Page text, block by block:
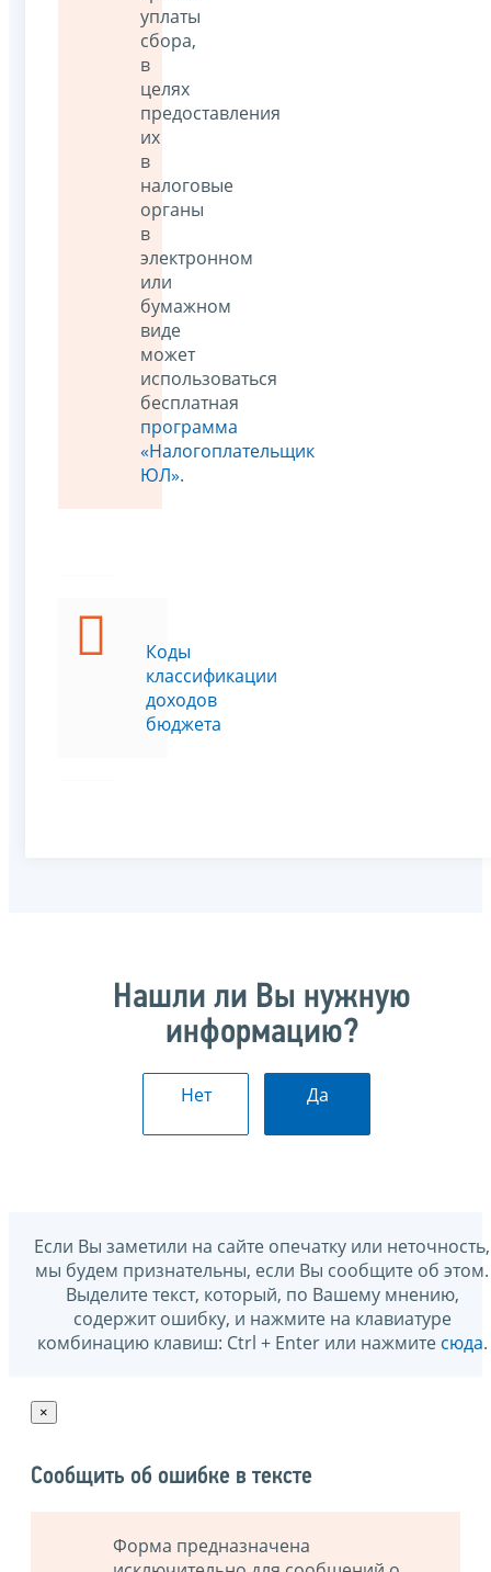
уплаты
сбора,
в
целях
предоставления
их
в
налоговые
органы
в
электронном
или
бумажном
виде
может
использоваться
бесплатная
программа
«Налогоплательщик
ЮЛ».
Коды
классификации
доходов
бюджета
Нашли ли Вы нужную
информацию?
Нет Да
Если Вы заметили на сайте опечатку или неточность,
мы будем признательны, если Вы сообщите об этом.
Выделите текст, который, по Вашему мнению,
содержит ошибку, и нажмите на клавиатуре
комбинацию клавиш: Ctrl + Enter или нажмите сюда.
×
Сообщить об ошибке в тексте
Форма предназначена